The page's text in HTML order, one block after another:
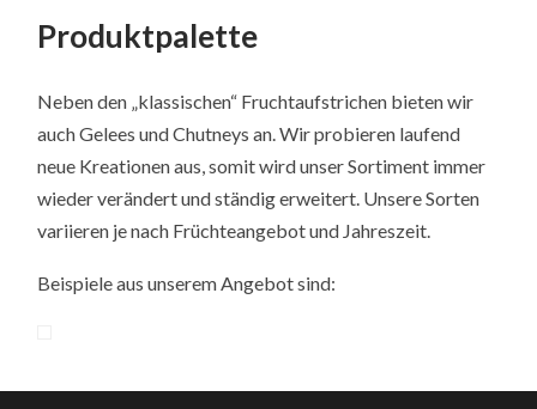
Produktpalette
Neben den „klassischen“ Fruchtaufstrichen bieten wir
auch Gelees und Chutneys an. Wir probieren laufend
neue Kreationen aus, somit wird unser Sortiment immer
wieder verändert und ständig erweitert. Unsere Sorten
variieren je nach Früchteangebot und Jahreszeit.
Beispiele aus unserem Angebot sind: